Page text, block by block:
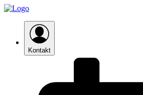
Kontakt